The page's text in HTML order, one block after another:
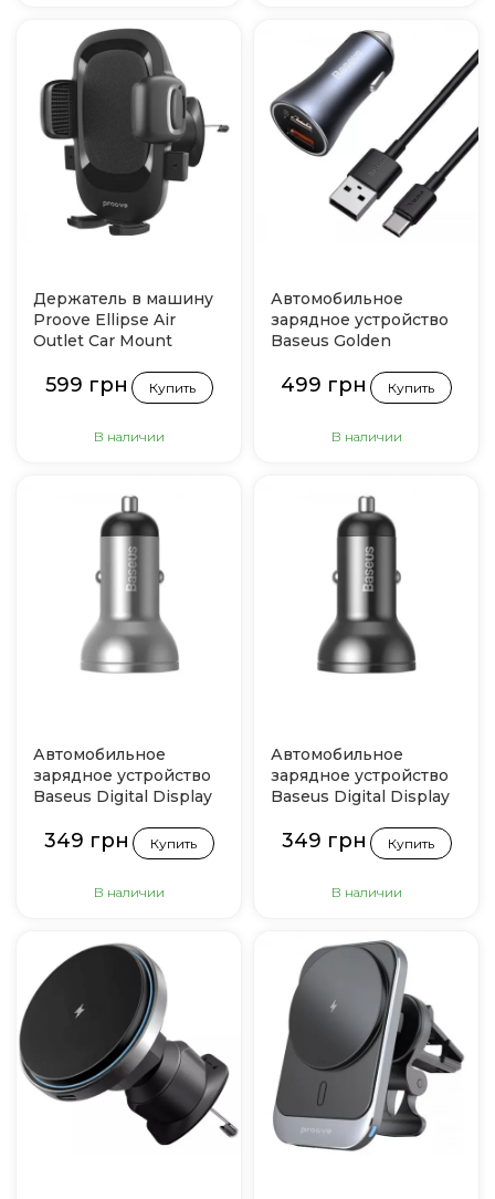
Держатель в машину
Proove Ellipse Air
Outlet Car Mount
599 грн Купить
В наличии
Автомобильное
зарядное устройство
Baseus Golden
USB + Cable Type-C 5A
1m (Dark gray)
499 грн Купить
В наличии
Автомобильное
зарядное устройство
Baseus Digital Display
Charger 24W (Silver)
349 грн Купить
В наличии
Автомобильное
зарядное устройство
Baseus Digital Display
Charger 24W (Dark
349 грн Купить
В наличии